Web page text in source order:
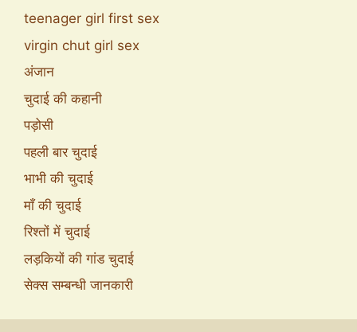
teenager girl first sex
virgin chut girl sex
अंजान
चुदाई की कहानी
पड़ोसी
पहली बार चुदाई
भाभी की चुदाई
माँ की चुदाई
रिश्तों में चुदाई
लड़कियों की गांड चुदाई
सेक्स सम्बन्धी जानकारी